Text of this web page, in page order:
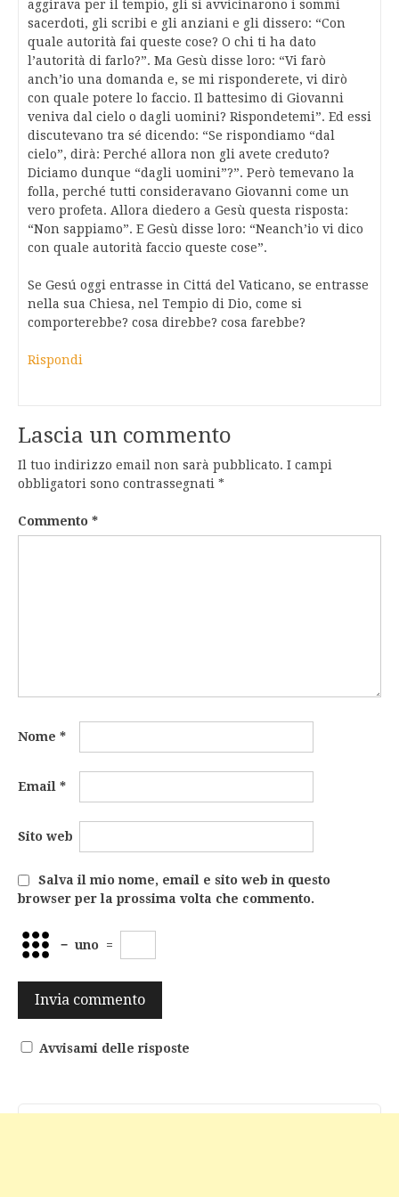
aggirava per il tempio, gli si avvicinarono i sommi
sacerdoti, gli scribi e gli anziani e gli dissero: “Con
quale autorità fai queste cose? O chi ti ha dato
l’autorità di farlo?”. Ma Gesù disse loro: “Vi farò
anch’io una domanda e, se mi risponderete, vi dirò
con quale potere lo faccio. Il battesimo di Giovanni
veniva dal cielo o dagli uomini? Rispondetemi”. Ed essi
discutevano tra sé dicendo: “Se rispondiamo “dal
cielo”, dirà: Perché allora non gli avete creduto?
Diciamo dunque “dagli uomini”?”. Però temevano la
folla, perché tutti consideravano Giovanni come un
vero profeta. Allora diedero a Gesù questa risposta:
“Non sappiamo”. E Gesù disse loro: “Neanch’io vi dico
con quale autorità faccio queste cose”.
Se Gesú oggi entrasse in Cittá del Vaticano, se entrasse
nella sua Chiesa, nel Tempio di Dio, come si
comporterebbe? cosa direbbe? cosa farebbe?
Rispondi
Lascia un commento
Il tuo indirizzo email non sarà pubblicato. I campi
obbligatori sono contrassegnati *
Commento *
Nome *
Email *
Sito web
Salva il mio nome, email e sito web in questo
browser per la prossima volta che commento.
− uno =
Avvisami delle risposte